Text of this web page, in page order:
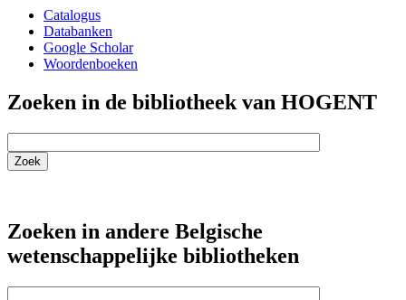
Catalogus
Databanken
Google Scholar
Woordenboeken
Zoeken in de bibliotheek van HOGENT
Zoeken in andere Belgische
wetenschappelijke bibliotheken